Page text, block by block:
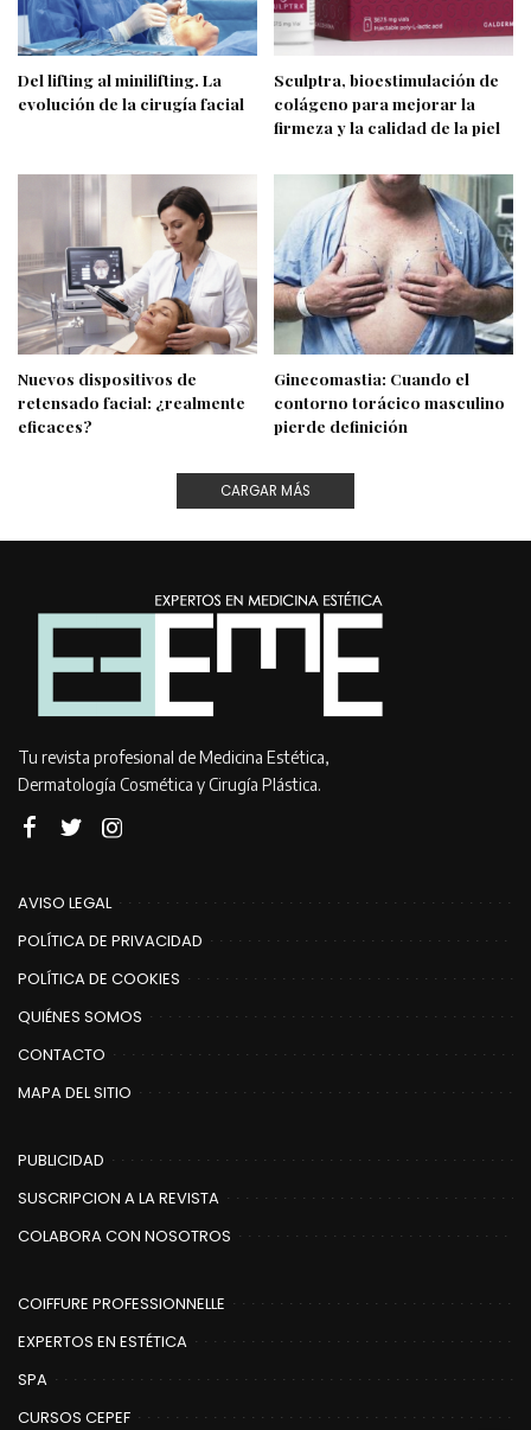
Del lifting al minilifting. La
evolución de la cirugía facial
Sculptra, bioestimulación de
colágeno para mejorar la
firmeza y la calidad de la piel
Nuevos dispositivos de
retensado facial: ¿realmente
eficaces?
Ginecomastia: Cuando el
contorno torácico masculino
pierde definición
CARGAR MÁS
Tu revista profesional de Medicina Estética,
Dermatología Cosmética y Cirugía Plástica.
AVISO LEGAL
POLÍTICA DE PRIVACIDAD
POLÍTICA DE COOKIES
QUIÉNES SOMOS
CONTACTO
MAPA DEL SITIO
PUBLICIDAD
SUSCRIPCION A LA REVISTA
COLABORA CON NOSOTROS
COIFFURE PROFESSIONNELLE
EXPERTOS EN ESTÉTICA
SPA
CURSOS CEPEF